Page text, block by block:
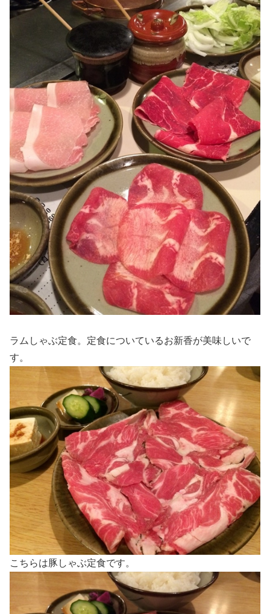
ラムしゃぶ定食。定食についているお新香が美味しいで
す。
こちらは豚しゃぶ定食です。